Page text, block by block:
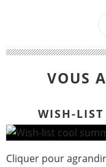
VOUS
WISH-
Cliquer pour